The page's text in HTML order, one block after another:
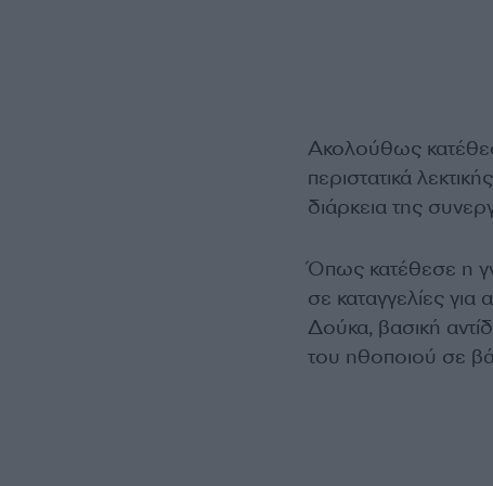
Ακολούθως
περιστατικά
διάρκεια της
Όπως κατέθεσε η
σε καταγγελίες
Δούκα, βασική
του ηθοποιού σε